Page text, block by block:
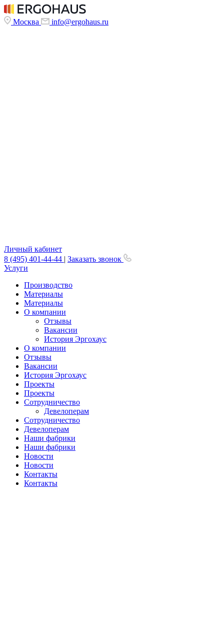
Москва info@ergohaus.ru
Личный кабинет
8 (495) 401-44-44 | Заказать звонок
Услуги
Производство
Материалы
Материалы
О компании
Отзывы
Вакансии
История Эргохаус
О компании
Отзывы
Вакансии
История Эргохаус
Проекты
Проекты
Сотрудничество
Девелоперам
Сотрудничество
Девелоперам
Наши фабрики
Наши фабрики
Новости
Новости
Контакты
Контакты